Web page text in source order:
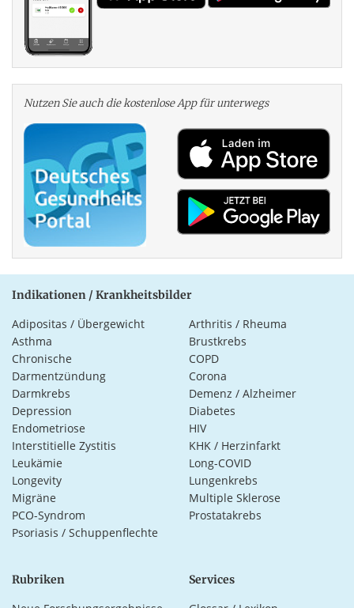
Nutzen Sie auch die kosten­lose App für unterwegs
Indikationen / Krankheitsbilder
Adipositas / Übergewicht
Arthritis / Rheuma
Asthma
Brustkrebs
Chronische
Darmentzündung
COPD
Corona
Darmkrebs
Demenz / Alzheimer
Depression
Diabetes
Endometriose
HIV
Interstitielle Zystitis
KHK / Herzinfarkt
Leukämie
Long-COVID
Longevity
Lungenkrebs
Migräne
Multiple Sklerose
PCO-Syndrom
Prostatakrebs
Psoriasis / Schuppenflechte
Rubriken Services